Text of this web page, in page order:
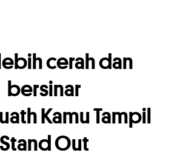
cerah dan
bersinar
Kamu Tampil
Stand Out